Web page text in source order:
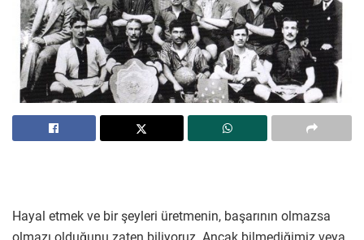
Hayal etmek ve bir şeyleri üretmenin, başarının olmazsa